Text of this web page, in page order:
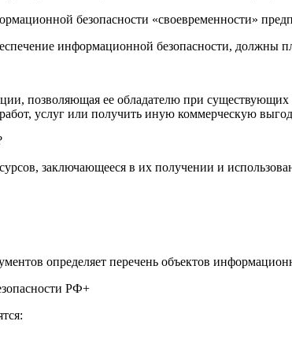
безопасности «своевременности»
информационной безопасности, должны
позволяющая ее обладателю при
услуг или получить иную коммерческую
заключающееся в их получении и
определяет перечень объектов
РФ+